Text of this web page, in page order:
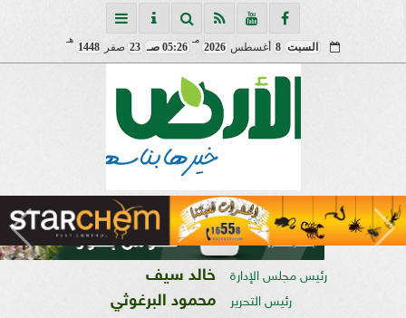
السبت 8 أغسطس 2026
مـ
05:26 صـ 23 صفر 1448
هـ
رئيس مجلس الإدارة خالد سيف
رئيس التحرير محمود البرغوثي